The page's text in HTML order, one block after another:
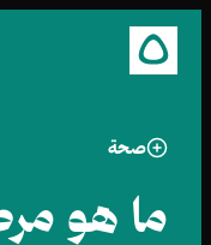
صحة
ما هو